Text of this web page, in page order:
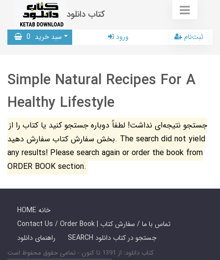
کتاب دانلود
سبد خرید 0 ورود ثبت‌نام
Simple Natural Recipes For A
Healthy Lifestyle
جستجو نتیجه‌ای نداشت! لطفاً دوباره جستجو کنید یا کتاب را از
بخش سفارش کتاب سفارش دهید. The search did not yield
any results! Please search again or order the book from
ORDER BOOK section.
HOME خانه
Contact Us / Order Book | تماس با ما / سفارش کتاب
راهنمای دانلود
SEARCH جستجو در کتاب دانلود
کتاب دانلود: از 1391 تا کنون - تمامی حقوق محفوظ است